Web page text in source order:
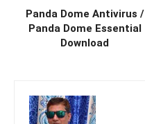
Panda Dome Antivirus /
Panda Dome Essential
Download